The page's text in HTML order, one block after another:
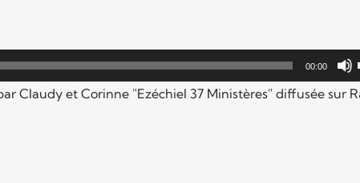
00:00
Claudy et Corinne "Ezéchiel 37 Ministères" diffusée sur